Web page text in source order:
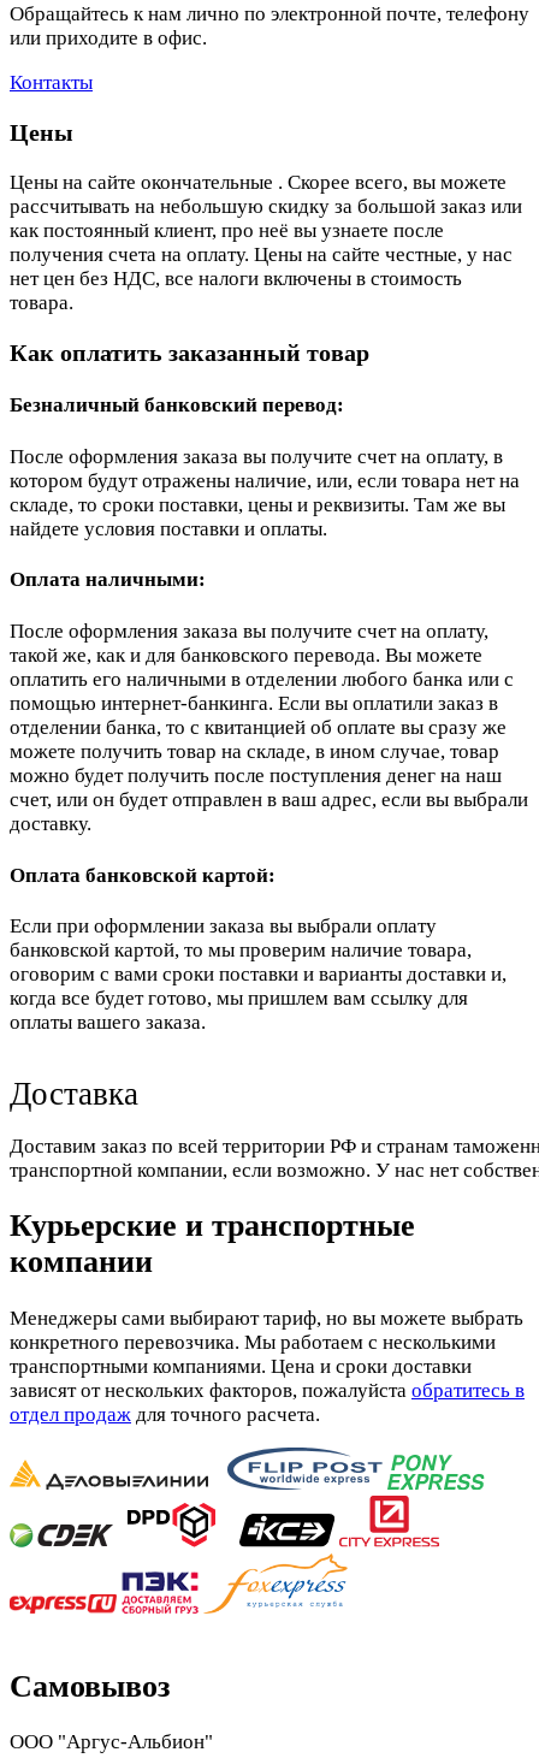
Обращайтесь к нам лично по электронной почте, телефону
или приходите в офис.
Контакты
Цены
Цены на сайте окончательные . Скорее всего, вы можете
рассчитывать на небольшую скидку за большой заказ или
как постоянный клиент, про неё вы узнаете после
получения счета на оплату. Цены на сайте честные, у нас
нет цен без НДС, все налоги включены в стоимость
товара.
Как оплатить заказанный товар
Безналичный банковский перевод:
После оформления заказа вы получите счет на оплату, в
котором будут отражены наличие, или, если товара нет на
складе, то сроки поставки, цены и реквизиты. Там же вы
найдете условия поставки и оплаты.
Оплата наличными:
После оформления заказа вы получите счет на оплату,
такой же, как и для банковского перевода. Вы можете
оплатить его наличными в отделении любого банка или с
помощью интернет-банкинга. Если вы оплатили заказ в
отделении банка, то с квитанцией об оплате вы сразу же
можете получить товар на складе, в ином случае, товар
можно будет получить после поступления денег на наш
счет, или он будет отправлен в ваш адрес, если вы выбрали
доставку.
Оплата банковской картой:
Если при оформлении заказа вы выбрали оплату
банковской картой, то мы проверим наличие товара,
оговорим с вами сроки поставки и варианты доставки и,
когда все будет готово, мы пришлем вам ссылку для
оплаты вашего заказа.
Доставка
Доставим заказ по всей территории РФ и странам
транспортной компании, если возможно. У нас нет
Курьерские и транспортные
компании
Менеджеры сами выбирают тариф, но вы можете выбрать
конкретного перевозчика. Мы работаем с несколькими
транспортными компаниями. Цена и сроки доставки
зависят от нескольких факторов, пожалуйста обратитесь в
отдел продаж для точного расчета.
Самовывоз
ООО "Аргус-Альбион"